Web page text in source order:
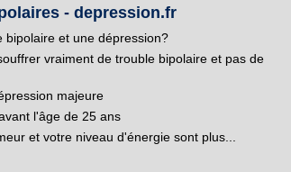
- depression.fr
bipolaire et une dépression?
vraiment de trouble bipolaire et pas de
majeure
l'âge de 25 ans
et votre niveau d'énergie sont plus...